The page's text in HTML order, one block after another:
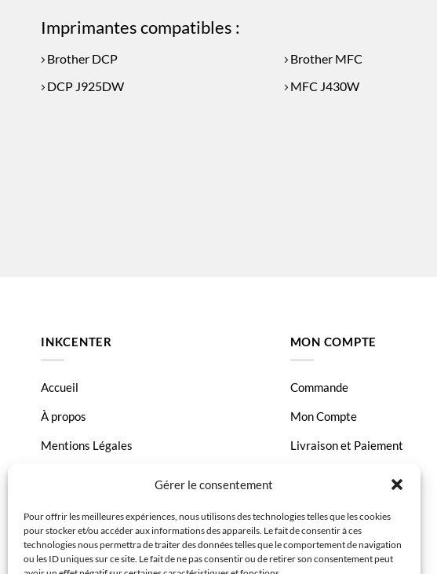
Gérer le consentement
Pour offrir les meilleures expériences, nous utilisons des technologies telles que les cookies
pour stocker et/ou accéder aux informations des appareils. Le fait de consentir à ces
technologies nous permettra de traiter des données telles que le comportement de navigation
ou les ID uniques sur ce site. Le fait de ne pas consentir ou de retirer son consentement peut
Imprimantes compatibles :
Brother DCP Brother MFC
DCP J925DW
MFC J430W
INKCENTER
Accueil
À propos
Mentions Légales
Politique de confidentialité
MON COMPTE
Commande
Mon Compte
Livraison et Paiement